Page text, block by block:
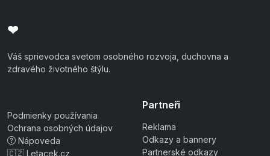
❤
Váš sprievodca svetom osobného rozvoja, duchovna a
zdravého životného štýlu.
Podmienky používania
Ochrana osobných údajov
Nápoveda
🇨🇿 Letacek.cz
Partneři
Reklama
Odkazy a bannery
Partnerské odkazy